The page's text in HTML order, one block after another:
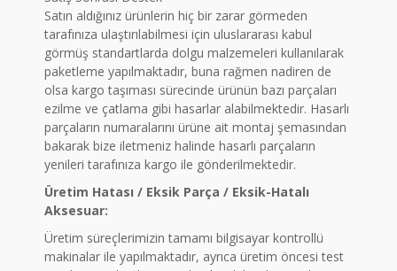
Satın aldığınız ürünlerin hiç bir zarar görmeden
tarafınıza ulaştırılabilmesi için uluslararası kabul
görmüş standartlarda dolgu malzemeleri kullanılarak
paketleme yapılmaktadır, buna rağmen nadiren de
olsa kargo taşıması sürecinde ürünün bazı parçaları
ezilme ve çatlama gibi hasarlar alabilmektedir. Hasarlı
parçaların numaralarını ürüne ait montaj şemasından
bakarak bize iletmeniz halinde hasarlı parçaların
yenileri tarafınıza kargo ile gönderilmektedir.
Üretim Hatası / Eksik Parça / Eksik-Hatalı
Aksesuar:
Üretim süreçlerimizin tamamı bilgisayar kontrollü
makinalar ile yapılmaktadır, ayrıca üretim öncesi test